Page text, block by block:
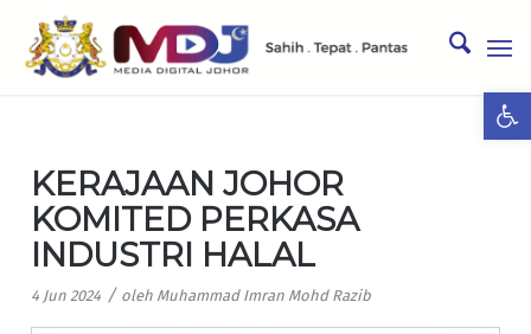
KERAJAAN JOHOR
KOMITED PERKASA
INDUSTRI HALAL
4 Jun 2024 / oleh Muhammad Imran Mohd Razib